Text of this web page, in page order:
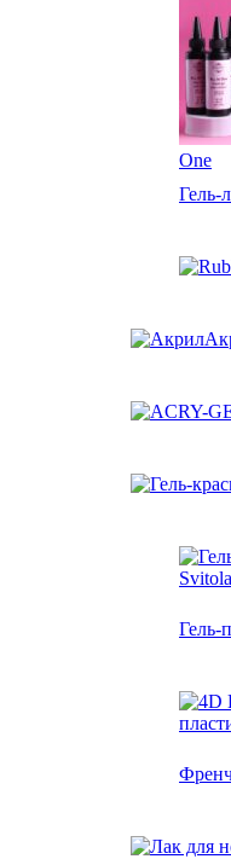
One
Гель-
Гель-